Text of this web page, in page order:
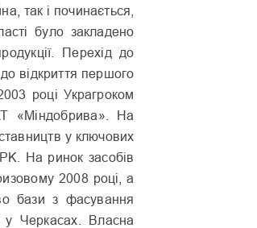
так і починається,
було закладено
Перехід до
відкриття першого
році Украгроком
«Міндобрива». На
у ключових
На ринок засобів
2008 році, а
бази з фасування
у Черкасах. Власна